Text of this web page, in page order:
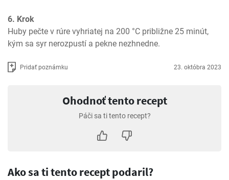
6. Krok
Huby pečte v rúre vyhriatej na 200 °C približne 25 minút,
kým sa syr nerozpustí a pekne nezhnedne.
Pridať poznámku 23. októbra 2023
Ohodnoť tento recept
Páči sa ti tento recept?
Ako sa ti tento recept podaril?